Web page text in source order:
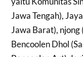
Jawa Tengah),
Jawa Barat), njong
Bencoolen Dhol